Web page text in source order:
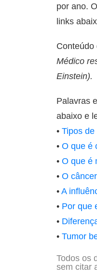
por ano.
links
Conteúdo
Médico
Einstein).
Palavras
abaixo e
• Tipos
• O que é
• O que é
• O
• A
• Por que
•
• Tumor
Todos os
sem citar